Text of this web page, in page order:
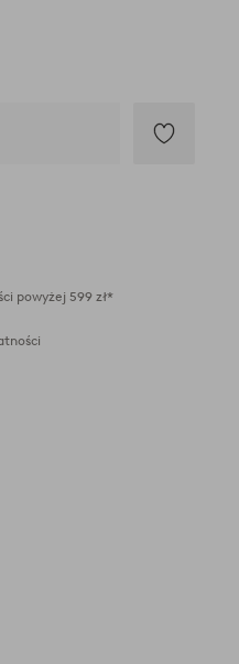
powyżej 599 zł*